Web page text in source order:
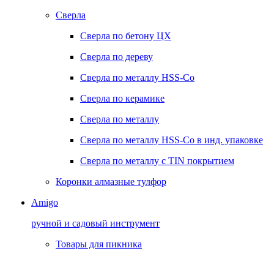
Сверла
Сверла по бетону ЦХ
Сверла по дереву
Сверла по металлу HSS-Co
Сверла по керамике
Сверла по металлу
Сверла по металлу HSS-Co в инд. упаковке
Сверла по металлу с TIN покрытием
Коронки алмазные тулфор
Amigo
ручной и садовый инструмент
Товары для пикника